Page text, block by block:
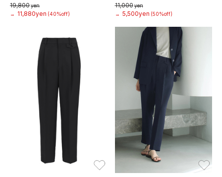
19,800yen
→
11,880yen (40%off)
11,000yen
→ 5,500yen (50%off)
お気に入り